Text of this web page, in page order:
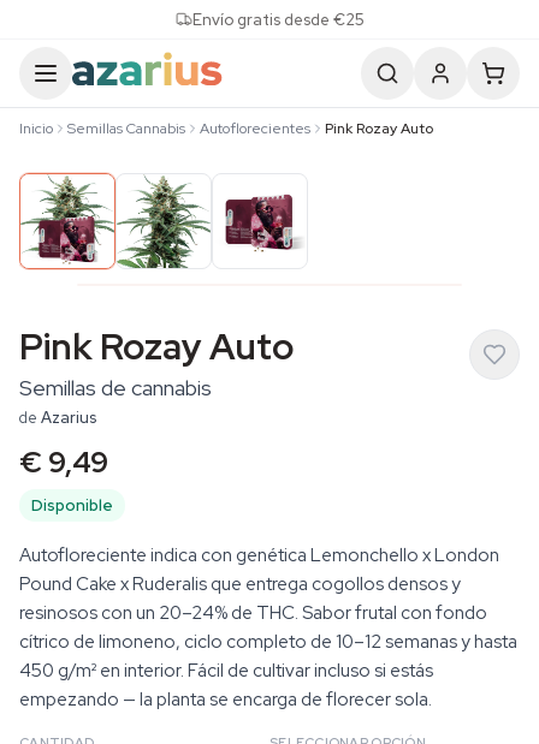
Envío gratis desde €25
Inicio Semillas Cannabis Autoflorecientes Pink Rozay Auto
Pink Rozay Auto
Semillas de cannabis
de Azarius
€ 9,49
Disponible
Autofloreciente indica con genética Lemonchello x London
Pound Cake x Ruderalis que entrega cogollos densos y
resinosos con un 20–24% de THC. Sabor frutal con fondo
cítrico de limoneno, ciclo completo de 10–12 semanas y hasta
450 g/m² en interior. Fácil de cultivar incluso si estás
empezando — la planta se encarga de florecer sola.